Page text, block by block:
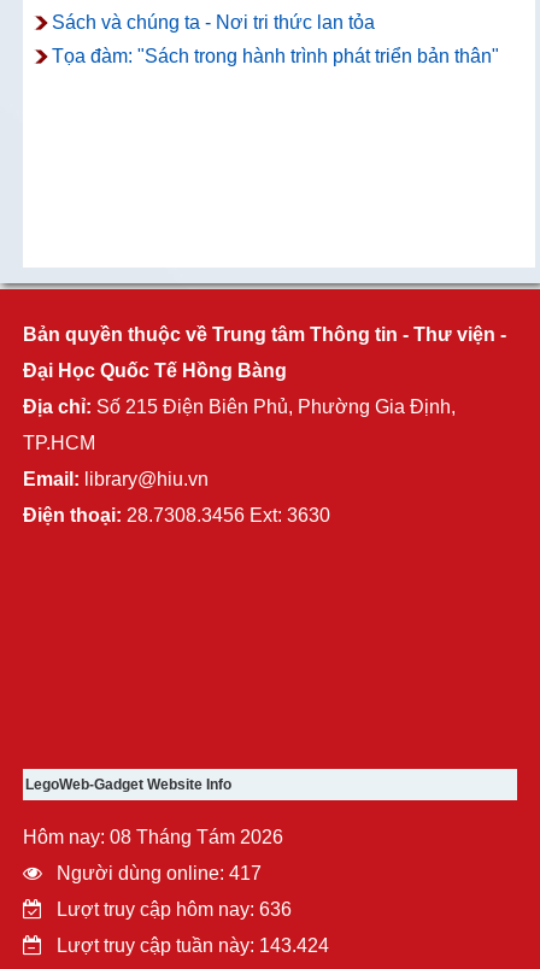
Sách và chúng ta - Nơi tri thức lan tỏa
Tọa đàm: "Sách trong hành trình phát triển bản thân"
Bản quyền thuộc về Trung tâm Thông tin - Thư viện -
Đại Học Quốc Tế Hồng Bàng
Địa chỉ: Số 215 Điện Biên Phủ, Phường Gia Định,
TP.HCM
Email: library@hiu.vn
Điện thoại: 28.7308.3456 Ext: 3630
LegoWeb-Gadget Website Info
Hôm nay: 08 Tháng Tám 2026
Người dùng online: 417
Lượt truy cập hôm nay: 636
Lượt truy cập tuần này: 143.424